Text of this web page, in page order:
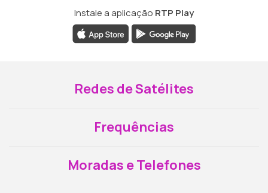
Instale a aplicação RTP Play
Redes de Satélites
Frequências
Moradas e Telefones